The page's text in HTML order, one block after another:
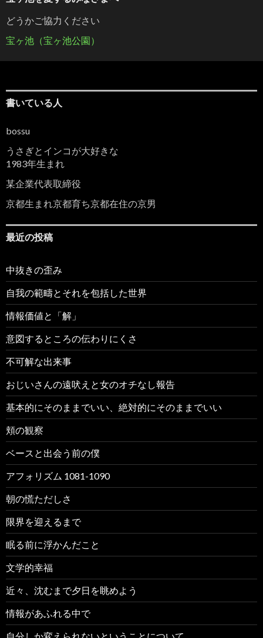
どうかご協力ください
宝ヶ池（宝ヶ池公園）
書いている人
bossu
うさぎとインコが大好きな
1983年生まれ
某企業代表取締役
京都生まれ京都育ち京都在住の京男
最近の投稿
中抜きの歪み
自我の範疇とそれを包括した世界
情報価値と「解」
意図するところの伝わりにくさ
不可解な出来事
おじいさんの遠吠えと女のオチなし報告
基本的にそのままでいい、絶対的にそのままでいい
頬の観察
ベースと出会う前の僕
アフォリズム 1081-1090
朝の慌ただしさ
限界を迎えるまで
眠る前に浮かんだこと
文学的幸福
近々、沈むまで夕日を眺めよう
情報があふれる中で
自分しか変えられないということについて